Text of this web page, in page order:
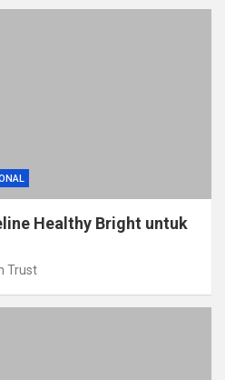
Healthy Bright untuk
Trust